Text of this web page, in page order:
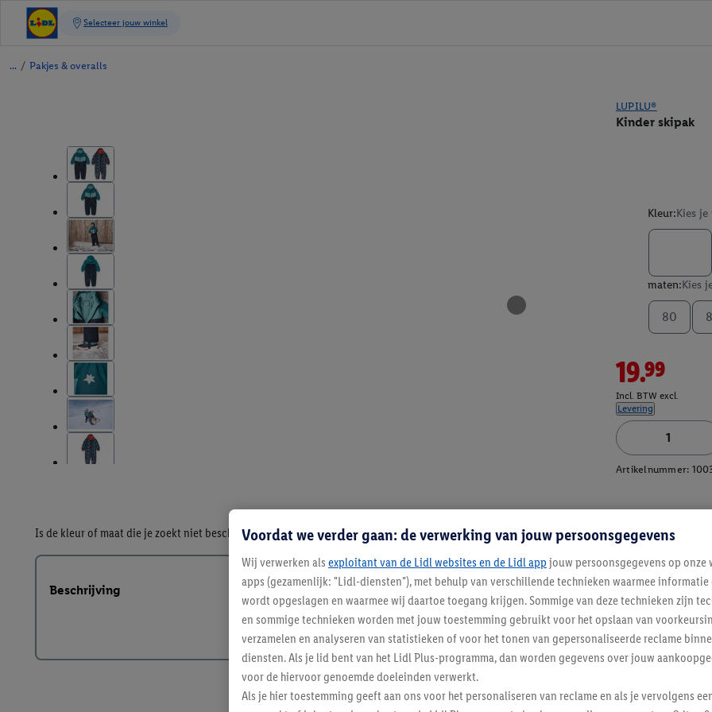
/ Pakjes & overalls
LUPILU®
Kinder skipak
Kleur:Kies
maten:Kies
80
19.99
Incl. BTW excl.
Levering
Artikelnummer:
Is de kleur of maat die je zoekt niet beschikbaar?Bekijk een vergelijkbaar skipak
Beschrijving
Voordat we verder gaan: de verwerking van jouw persoonsgegevens
Wij verwerken als exploitant van de Lidl websites en de Lidl app jouw persoonsgegevens op onze
apps (gezamenlijk: "Lidl-diensten"), met behulp van verschillende technieken waarmee
wordt opgeslagen en waarmee wij daartoe toegang krijgen. Sommige van deze technieken zijn
en sommige technieken worden met jouw toestemming gebruikt voor het opslaan van
verzamelen en analyseren van statistieken of voor het tonen van gepersonaliseerde reclame
diensten. Als je lid bent van het Lidl Plus-programma, dan worden gegevens over jouw
voor de hiervoor genoemde doeleinden verwerkt.
Als je hier toestemming geeft aan ons voor het personaliseren van reclame en als je vervolgens